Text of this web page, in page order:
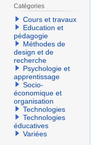
Catégories
Cours et travaux
Education et
pédagogie
Méthodes de
design et de
recherche
Psychologie et
apprentissage
Socio-
économique et
organisation
Technologies
Technologies
éducatives
Variées